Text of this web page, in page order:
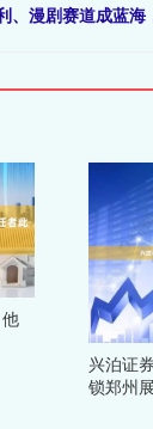
、漫剧赛道成蓝
兴泊证
锁郑州